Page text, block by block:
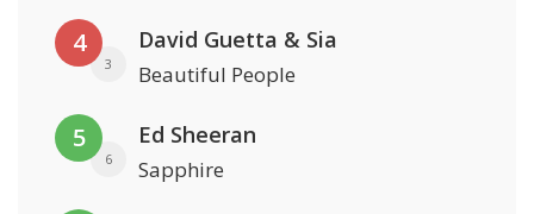
4
3
David Guetta & Sia
Beautiful People
5
6
Ed Sheeran
Sapphire